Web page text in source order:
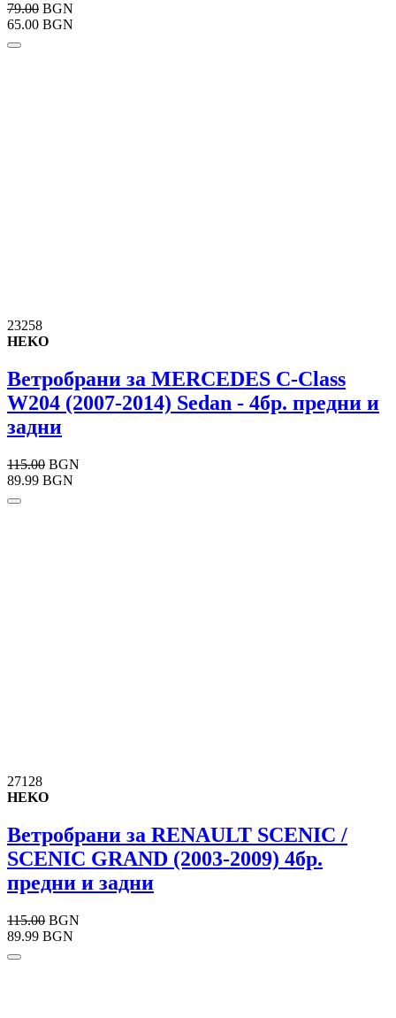
79.00 BGN
65.00 BGN
23258
HEKO
Ветробрани за MERCEDES C-Class
W204 (2007-2014) Sedan - 4бр. предни и
задни
115.00 BGN
89.99 BGN
27128
HEKO
Ветробрани за RENAULT SCENIC /
SCENIC GRAND (2003-2009) 4бр.
предни и задни
115.00 BGN
89.99 BGN